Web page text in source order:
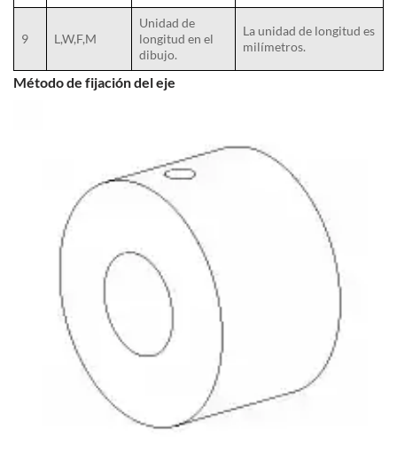
9 L,W,F,M
Unidad de
longitud en el
dibujo.
La unidad de longitud es
milímetros.
Método de fijación del eje